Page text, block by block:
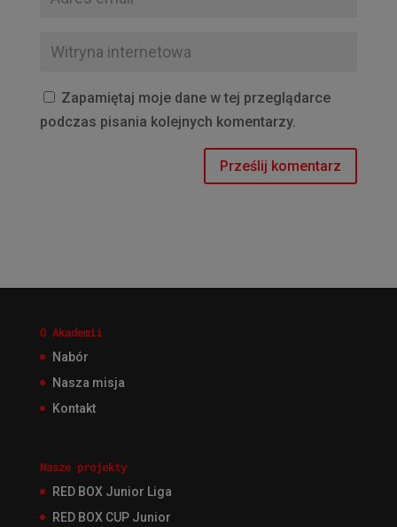
Zapamiętaj moje dane w tej przeglądarce
podczas pisania kolejnych komentarzy.
O Akademii
Nabór
Nasza misja
Kontakt
Nasze projekty
RED BOX Junior Liga
RED BOX CUP Junior